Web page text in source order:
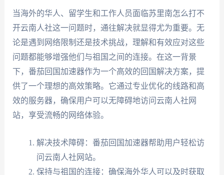
当海外的华人、留学生和工作人员面临苏里南怎么打不
开云南人社这一问题时，通往解决就显得尤为重要。无
论是遇到网络限制还是技术挑战，理解和有效应对这些
问题都能够增强他们与祖国之间的连接。在这一背景
下，番茄回国加速器作为一个高效的回国解决方案，提
供了一个理想的高效策略。它通过专业优化的线路和高
效的服务器，确保用户可以无障碍地访问云南人社网
站，享受流畅的网络体验。
解决技术障碍：番茄回国加速器帮助用户轻松访
问云南人社网站。
保持与祖国的连接：确保海外华人可以及时获取